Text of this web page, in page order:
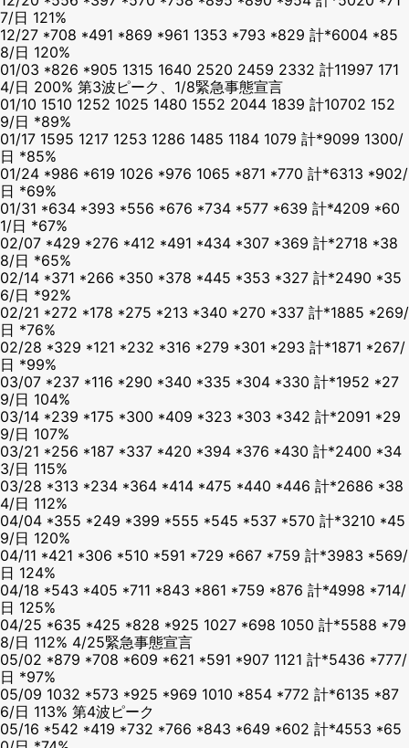
7/日 121%
12/27 *708 *491 *869 *961 1353 *793 *829 計*6004 *85
8/日 120%
01/03 *826 *905 1315 1640 2520 2459 2332 計11997 171
4/日 200% 第3波ピーク、1/8緊急事態宣言
01/10 1510 1252 1025 1480 1552 2044 1839 計10702 152
9/日 *89%
01/17 1595 1217 1253 1286 1485 1184 1079 計*9099 1300/
日 *85%
01/24 *986 *619 1026 *976 1065 *871 *770 計*6313 *902/
日 *69%
01/31 *634 *393 *556 *676 *734 *577 *639 計*4209 *60
1/日 *67%
02/07 *429 *276 *412 *491 *434 *307 *369 計*2718 *38
8/日 *65%
02/14 *371 *266 *350 *378 *445 *353 *327 計*2490 *35
6/日 *92%
02/21 *272 *178 *275 *213 *340 *270 *337 計*1885 *269/
日 *76%
02/28 *329 *121 *232 *316 *279 *301 *293 計*1871 *267/
日 *99%
03/07 *237 *116 *290 *340 *335 *304 *330 計*1952 *27
9/日 104%
03/14 *239 *175 *300 *409 *323 *303 *342 計*2091 *29
9/日 107%
03/21 *256 *187 *337 *420 *394 *376 *430 計*2400 *34
3/日 115%
03/28 *313 *234 *364 *414 *475 *440 *446 計*2686 *38
4/日 112%
04/04 *355 *249 *399 *555 *545 *537 *570 計*3210 *45
9/日 120%
04/11 *421 *306 *510 *591 *729 *667 *759 計*3983 *569/
日 124%
04/18 *543 *405 *711 *843 *861 *759 *876 計*4998 *714/
日 125%
04/25 *635 *425 *828 *925 1027 *698 1050 計*5588 *79
8/日 112% 4/25緊急事態宣言
05/02 *879 *708 *609 *621 *591 *907 1121 計*5436 *777/
日 *97%
05/09 1032 *573 *925 *969 1010 *854 *772 計*6135 *87
6/日 113% 第4波ピーク
05/16 *542 *419 *732 *766 *843 *649 *602 計*4553 *65